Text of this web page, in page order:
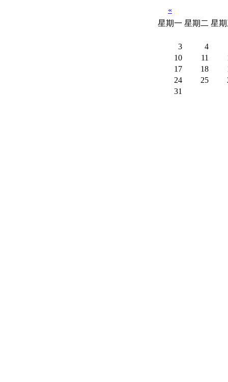
«
星期一 星期二 星
3
4
10
11
17
18
24
25
31